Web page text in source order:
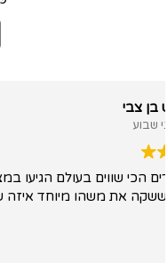
כמו חדש
שירות